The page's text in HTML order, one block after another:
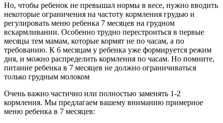
Но, чтобы ребенок не превышал нормы в весе, нужно вводить
некоторые ограничения на частоту кормления грудью и
регулировать меню ребенка 7 месяцев на грудном
вскармливании. Особенно трудно перестроиться в первые
месяцы тем мамам, которые кормят не по часам, а по
требованию. К 6 месяцам у ребенка уже формируется режим
дня, и можно распределить кормления по часам. Но помните,
питание ребенка в 7 месяцев не должно ограничиваться
только грудным молоком
Очень важно частично или полностью заменять 1-2
кормления. Мы предлагаем вашему вниманию примерное
меню ребенка в 7 месяцев: